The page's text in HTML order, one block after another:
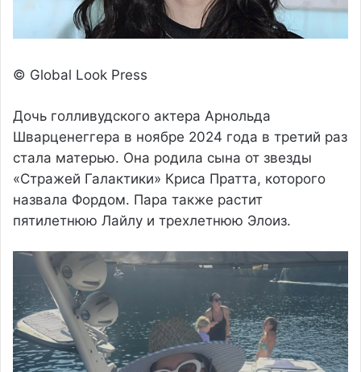
© Global Look Press
Дочь голливудского актера Арнольда
Шварценеггера в ноябре 2024 года в третий раз
стала матерью. Она родила сына от звезды
«Стражей Галактики» Криса Пратта, которого
назвала Фордом. Пара также растит
пятилетнюю Лайлу и трехлетнюю Элоиз.